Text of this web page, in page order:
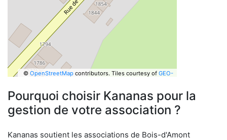
© OpenStreetMapcontributors. Tiles courtesy of GEO-
Pourquoi choisir Kananas pour la
gestion de votre association ?
Kananas soutient les associations de Bois-d'Amont